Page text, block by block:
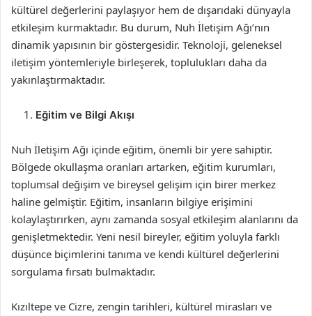
kültürel değerlerini paylaşıyor hem de dışarıdaki dünyayla
etkileşim kurmaktadır. Bu durum, Nuh İletişim Ağı’nın
dinamik yapısının bir göstergesidir. Teknoloji, geleneksel
iletişim yöntemleriyle birleşerek, toplulukları daha da
yakınlaştırmaktadır.
Eğitim ve Bilgi Akışı
Nuh İletişim Ağı içinde eğitim, önemli bir yere sahiptir.
Bölgede okullaşma oranları artarken, eğitim kurumları,
toplumsal değişim ve bireysel gelişim için birer merkez
haline gelmiştir. Eğitim, insanların bilgiye erişimini
kolaylaştırırken, aynı zamanda sosyal etkileşim alanlarını da
genişletmektedir. Yeni nesil bireyler, eğitim yoluyla farklı
düşünce biçimlerini tanıma ve kendi kültürel değerlerini
sorgulama fırsatı bulmaktadır.
Kızıltepe ve Cizre, zengin tarihleri, kültürel mirasları ve